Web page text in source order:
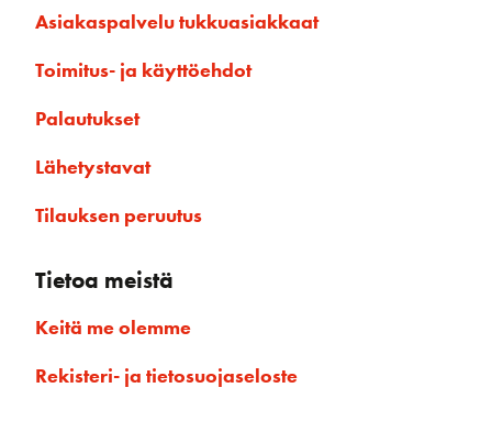
Asiakaspalvelu tukkuasiakkaat
Toimitus- ja käyttöehdot
Palautukset
Lähetystavat
Tilauksen peruutus
Tietoa meistä
Keitä me olemme
Rekisteri- ja tietosuojaseloste